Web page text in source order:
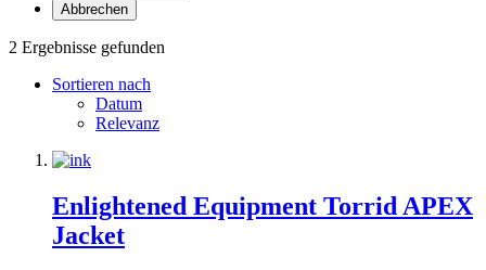
Abbrechen
2 Ergebnisse gefunden
Sortieren nach
Datum
Relevanz
Enlightened Equipment Torrid APEX
Jacket